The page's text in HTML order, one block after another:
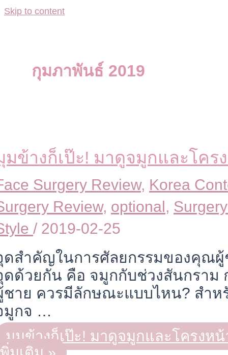
Skip to content
กุมภาพันธ์ 2019
มข้างก็เป๊ะ! มาดูจมูกและโค
Surgery Review, Korea
Review, optional,
/ 2019-02-25
ดสำคัญในการศัลยกรรมของคุณผู้
ดด้วยกัน คือ จมูกกับช่วงสันกราม
ชาย ควรมีลักษณะแบบไหน? สำห
มูกจ …
มุมข้างก็เป๊ะ! มาดูจมูกและโครงห